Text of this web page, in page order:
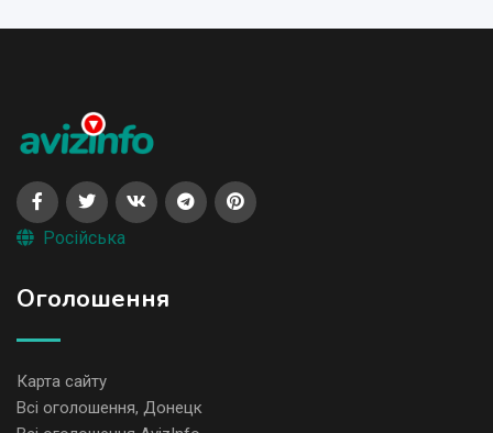
Російська
Оголошення
Карта сайту
Всі оголошення, Донецк